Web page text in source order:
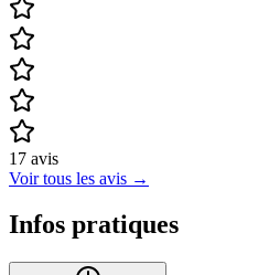
17 avis
Voir tous les avis →
Infos pratiques